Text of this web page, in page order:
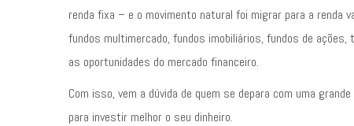
renda fixa – e o movimento natural foi migrar para a renda
fundos multimercado, fundos imobiliários, fundos de
as oportunidades do mercado financeiro.
Com isso, vem a dúvida de quem se depara com uma
para investir melhor o seu dinheiro.